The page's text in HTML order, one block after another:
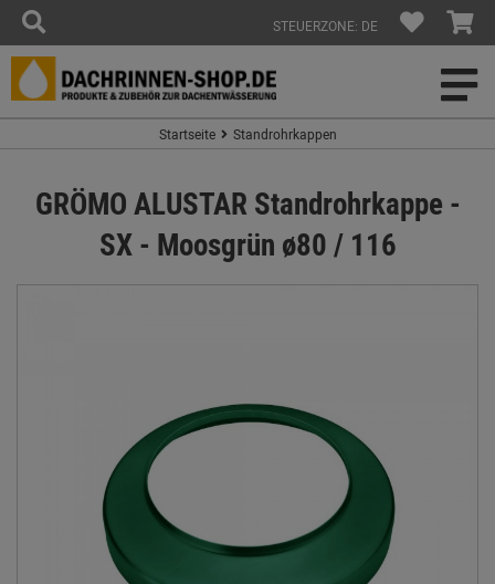
STEUERZONE: DE
Startseite Standrohrkappen
GRÖMO ALUSTAR Standrohrkappe -
SX - Moosgrün ø80 / 116